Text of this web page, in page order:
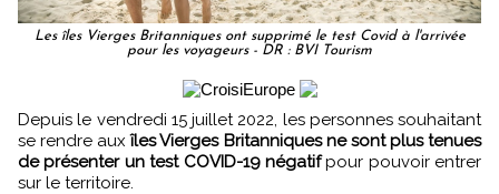
Les îles Vierges Britanniques ont supprimé le test Covid à l'arrivée
pour les voyageurs - DR : BVI Tourism
Depuis le vendredi 15 juillet 2022, les personnes souhaitant
se rendre auxîles Vierges Britanniques ne sont plus tenues
de présenter un test COVID-19 négatifpour pouvoir entrer
sur le territoire.